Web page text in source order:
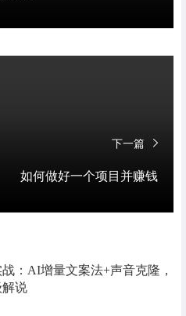
下一篇
如何做好一个项目并赚钱
：AI增量文案法+声音克隆，
说